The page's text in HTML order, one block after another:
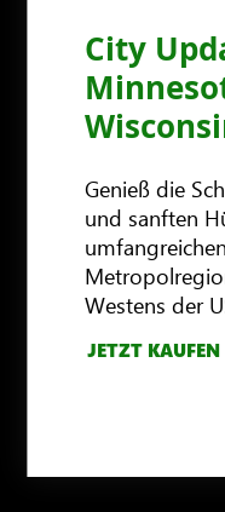
City
Genieß die
und sanften
Westens der
JETZT KAUFEN
JETZT KAUFEN
JETZT KAUFEN
JETZT KAUFEN
JETZT KAUFEN
JETZT KAUFEN
JETZT KAUFEN